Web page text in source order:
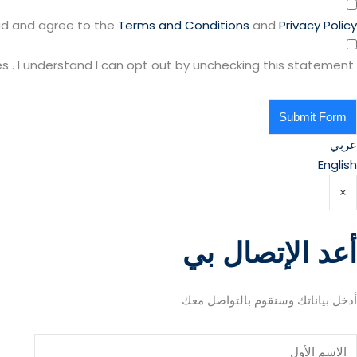
and agree to the Terms and Conditions and Privacy Policy
Submit Form
عربي
English
×
أعد الإتصال بي
أدخل بياناتك وسنقوم بالتواصل معك